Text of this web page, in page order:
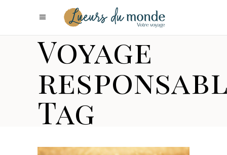
Voyage
Tag